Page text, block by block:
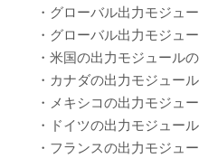
・グローバル出力モジュ
・グローバル出力モジュ
・米国の出力モジュール
・カナダの出力モジュー
・メキシコの出力モジュ
・ドイツの出力モジュー
・フランスの出力モジュ